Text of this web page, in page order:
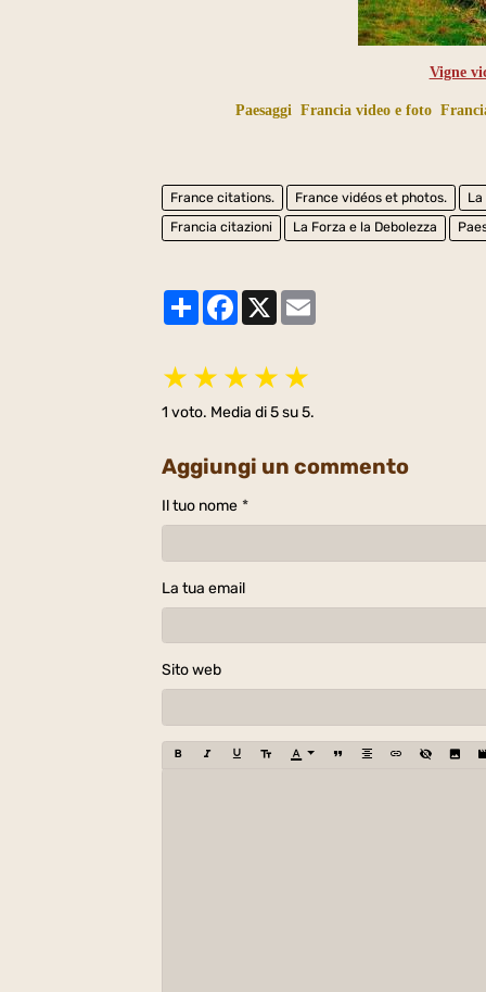
Vigne
Paesaggi Francia video e foto
France citations. France vidéos et photos.
Francia citazioni
La Forza e la Debolezza
PartagerFacebook
X
★ ★ ★ ★ ★
1 voto. Media di5su 5.
Aggiungi un commento
Il tuo nome
La tua email
Sito web